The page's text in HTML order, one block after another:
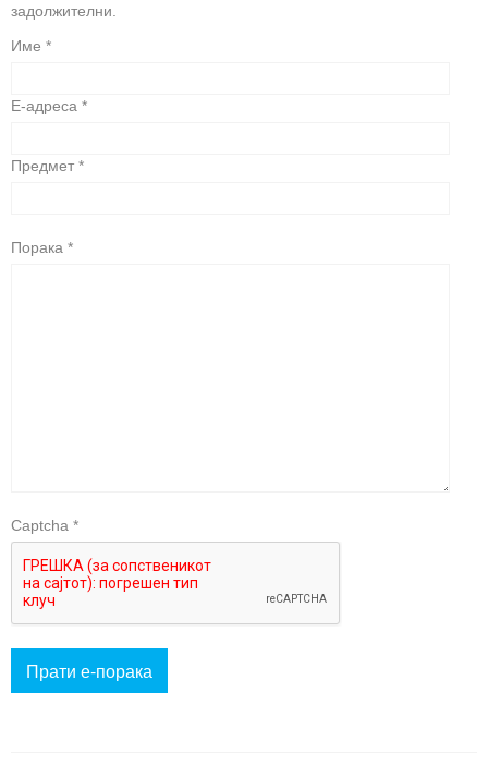
РИБИ
СПИН РИБОЛОВ
МУШИЧАРЕЊЕ
РИБОЛОВ НА ТАПА
ЧПП
КОНТАКТ
задолжителни.
Име *
E-адреса *
Предмет *
Порака *
Captcha *
Прати е-порака